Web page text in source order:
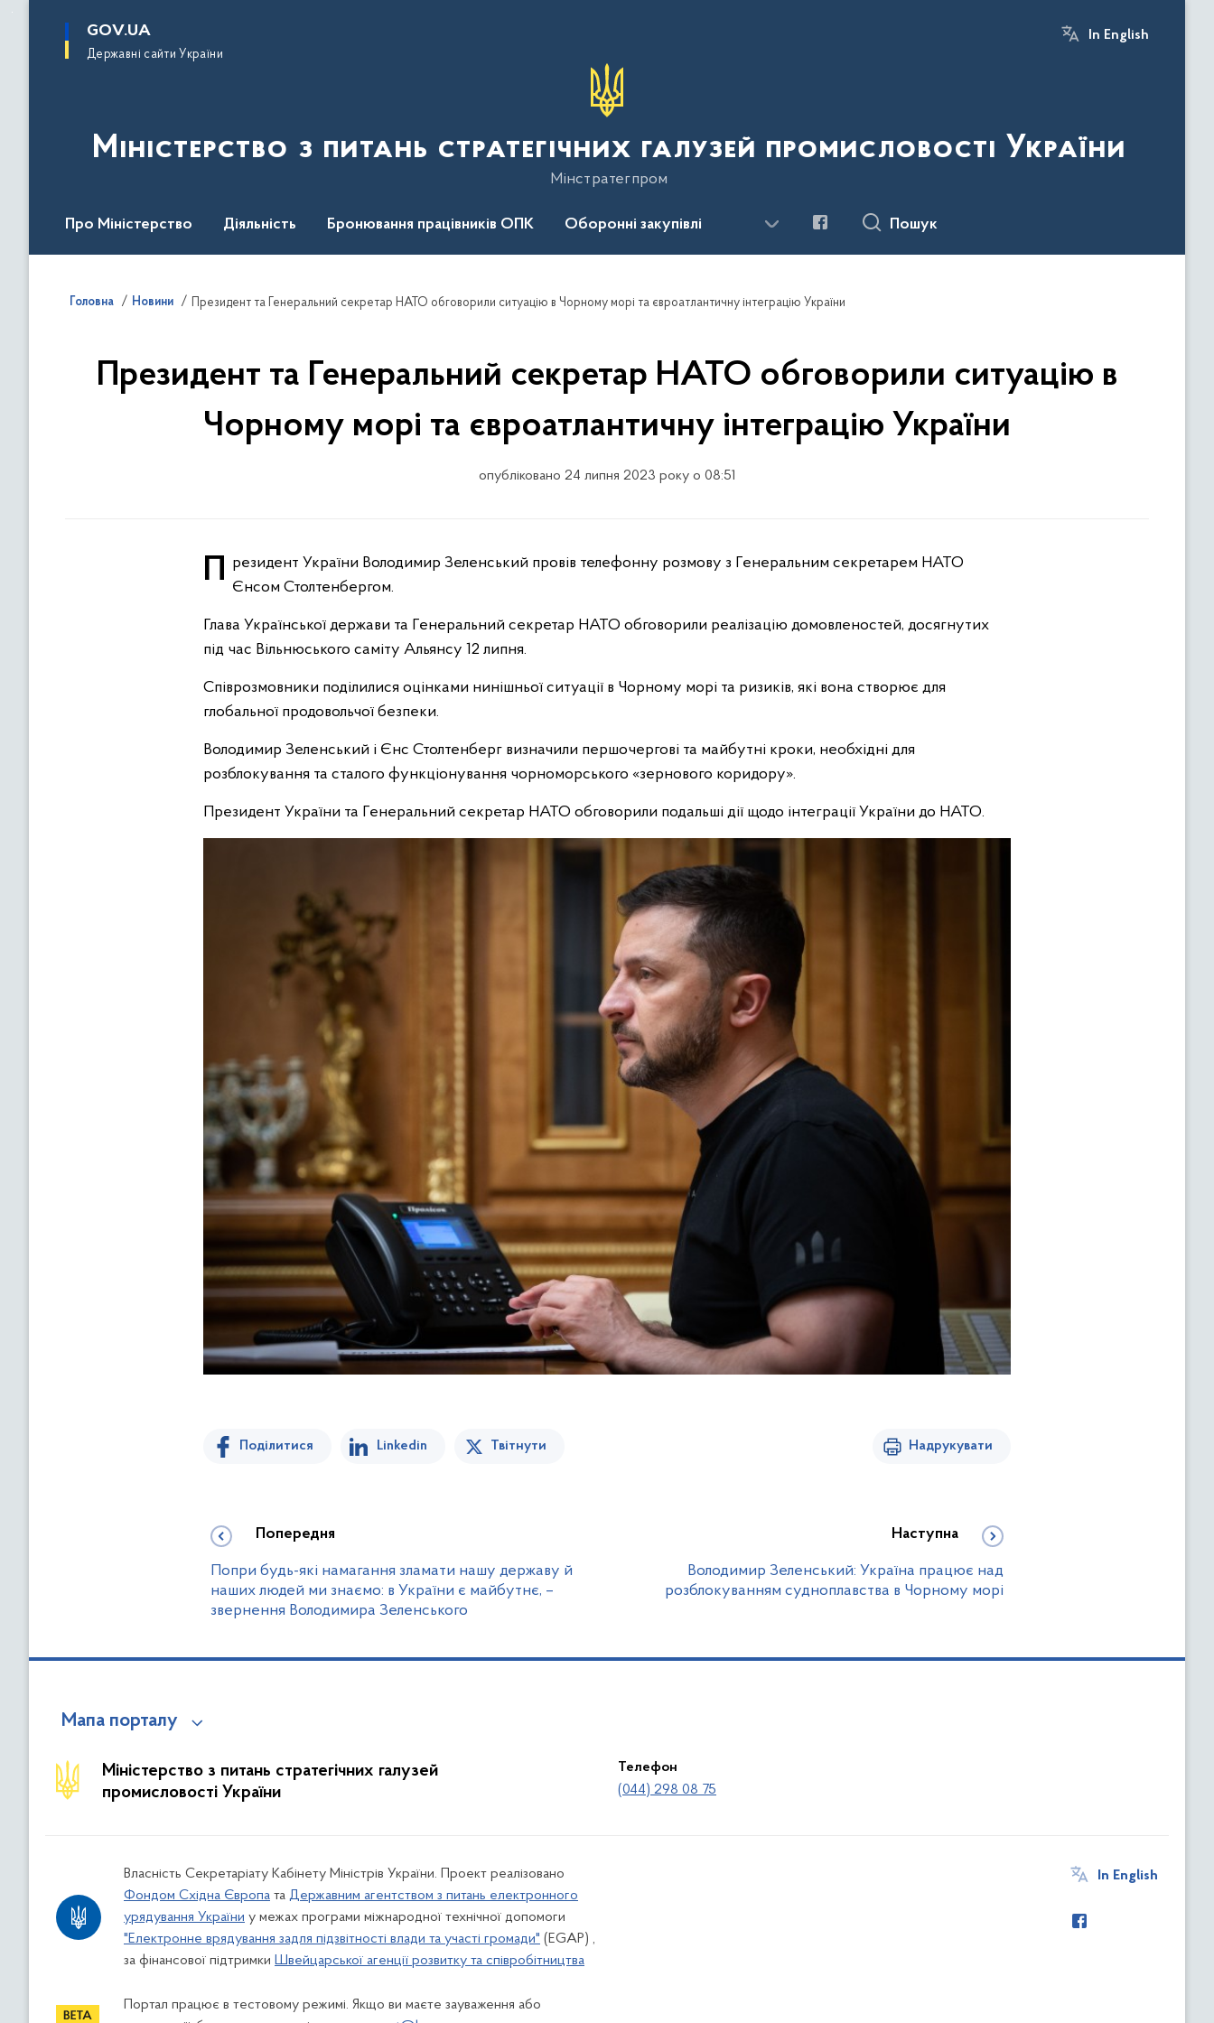
основного
GOV.UA
Державні сайти України
In English
Міністерство з питань стратегічних галузей промисловості України
Мінстратегпром
Про Міністерство Діяльність Бронювання працівників ОПК Оборонні закупівлі Пошук
Головна Новини Президент та Генеральний секретар НАТО обговорили ситуацію в Чорному морі та євроатлантичну інтеграцію України
Президент та Генеральний секретар НАТО обговорили ситуацію в
Чорному морі та євроатлантичну інтеграцію України
опубліковано 24 липня 2023 року о 08:51
Президент України Володимир Зеленський провів телефонну розмову з Генеральним секретарем НАТО Єнсом Столтенбергом.
Глава Української держави та Генеральний секретар НАТО обговорили реалізацію домовленостей, досягнутих
під час Вільнюського саміту Альянсу 12 липня.
Співрозмовники поділилися оцінками нинішньої ситуації в Чорному морі та ризиків, які вона створює для
глобальної продовольчої безпеки.
Володимир Зеленський і Єнс Столтенберг визначили першочергові та майбутні кроки, необхідні для
розблокування та сталого функціонування чорноморського «зернового коридору».
Президент України та Генеральний секретар НАТО обговорили подальші дії щодо інтеграції України до НАТО.
Поділитися Linkedin Твітнути Надрукувати
Попередня
Попри будь-які намагання зламати нашу державу й
наших людей ми знаємо: в України є майбутнє, –
звернення Володимира Зеленського
Наступна
Володимир Зеленський: Україна працює над
розблокуванням судноплавства в Чорному морі
Мапа порталу
Міністерство з питань стратегічних галузей
промисловості України
Телефон
(044) 298 08 75
Власність Секретаріату Кабінету Міністрів України. Проект реалізовано
Фондом Східна Європа та Державним агентством з питань електронного
урядування України у межах програми міжнародної технічної допомоги
"Електронне врядування задля підзвітності влади та участі громади" (EGAP) ,
за фінансової підтримки Швейцарської агенції розвитку та співробітництва
Портал працює в тестовому режимі. Якщо ви маєте зауваження або
In English